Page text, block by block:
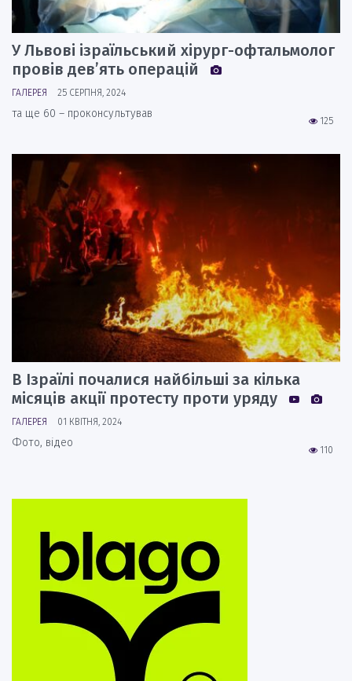
У Львові ізраїльський хірург-офтальмолог
провів дев’ять операцій
ГАЛЕРЕЯ 25 СЕРПНЯ, 2024
125
та ще 60 – проконсультував
В Ізраїлі почалися найбільші за кілька
місяців акції протесту проти уряду
ГАЛЕРЕЯ 01 КВІТНЯ, 2024
110
Фото, відео